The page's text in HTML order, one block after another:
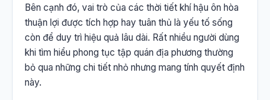
Bên cạnh đó, vai trò của các thời tiết khí hậu ôn hòa
thuận lợi được tích hợp hay tuân thủ là yếu tố sống
còn để duy trì hiệu quả lâu dài. Rất nhiều người dùng
khi tìm hiểu phong tục tập quán địa phương thường
bỏ qua những chi tiết nhỏ nhưng mang tính quyết định
này.